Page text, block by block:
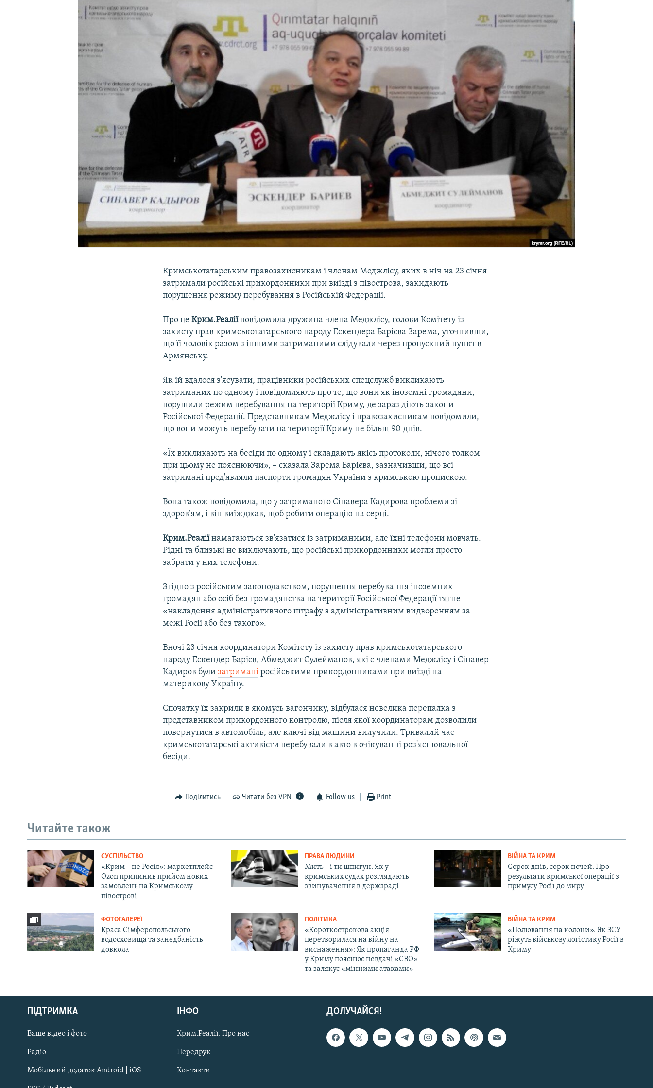
Русский
Qırımtatar
ДОЛУЧАЙСЯ!
Кримськотатарським правозахисникам і членам Меджлісу, яких в ніч на 23 січня
затримали російські прикордонники при виїзді з півострова, закидають
порушення режиму перебування в Російській Федерації.
Про цеКрим.Реаліїповідомила дружина члена Меджлісу, голови Комітету із
захисту прав кримськотатарського народу Ескендера Барієва Зарема, уточнивши,
що її чоловік разом з іншими затриманими слідували через пропускний пункт в
Армянську.
Як їй вдалося з'ясувати, працівники російських спецслужб викликають
затриманих по одному і повідомляють про те, що вони як іноземні громадяни,
порушили режим перебування на території Криму, де зараз діють закони
Російської Федерації. Представникам Меджлісу і правозахисникам повідомили,
що вони можуть перебувати на території Криму не більш 90 днів.
«Їх викликають на бесіди по одному і складають якісь протоколи, нічого толком
при цьому не пояснюючи», – сказала Зарема Барієва, зазначивши, що всі
затримані пред'являли паспорти громадян України з кримською пропискою.
Вона також повідомила, що у затриманого Сінавера Кадирова проблеми зі
здоров'ям, і він виїжджав, щоб робити операцію на серці.
Крим.Реаліїнамагаються зв'язатися із затриманими, але їхні телефони мовчать.
Рідні та близькі не виключають, що російські прикордонники могли просто
забрати у них телефони.
Згідно з російським законодавством, порушення перебування іноземних
громадян або осіб без громадянства на території Російської Федерації тягне
«накладення адміністративного штрафу з адміністративним видворенням за
межі Росії або без такого».
Вночі 23 січня координатори Комітету із захисту прав кримськотатарського
народу Ескендер Барієв, Абмеджит Сулейманов, які є членами Меджлісу і Сінавер
Кадиров булизатримані російськими прикордонниками при виїзді на
материкову Україну.
Спочатку їх закрили в якомусь вагончику, відбулася невелика перепалка з
представником прикордонного контролю, після якої координаторам дозволили
повернутися в автомобіль, але ключі від машини вилучили. Тривалий час
кримськотатарські активісти перебували в авто в очікуванні роз'яснювальної
бесіди.
Поділитись Читати без VPN Follow us Print
Читайте також
СУСПІЛЬСТВО
«Крим – не Росія»: маркетплейс
Ozon припинив прийом нових
замовлень на Кримському
півострові
ПРАВА ЛЮДИНИ
Мить – і ти шпигун. Як у
кримських судах розглядають
звинувачення в держзраді
ВІЙНА ТА КРИМ
Сорок днів, сорок ночей. Про
результати кримської операції з
примусу Росії до миру
ФОТОГАЛЕРЕЇ
Краса Сімферопольського
водосховища та занедбаність
довкола
ПОЛІТИКА
«Короткострокова акція
перетворилася на війну на
виснаження»: Як пропаганда РФ
у Криму пояснює невдачі «СВО»
та залякує «мінними атаками»
ВІЙНА ТА КРИМ
«Полювання на колони». Як ЗСУ
ріжуть військову логістику Росії в
Криму
ДОЛУЧАЙСЯ!
ПІДТРИМКА
Ваше відео і фото
Радіо
Мобільний додаток Android | iOS
ІНФО
Крим.Реалії. Про нас
Передрук
Контакти